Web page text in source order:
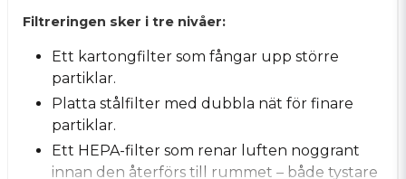
Filtreringen sker i tre nivåer:
Ett kartongfilter som fångar upp större
partiklar.
Platta stålfilter med dubbla nät för finare
partiklar.
Ett HEPA-filter som renar luften noggrant
innan den återförs till rummet – både tystare